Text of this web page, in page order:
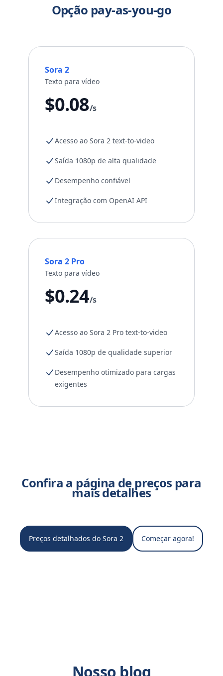
Opção pay-as-you-go
Sora 2
Texto para vídeo
$0.08/s
Acesso ao Sora 2 text-to-video
Saída 1080p de alta qualidade
Desempenho confiável
Integração com OpenAI API
Sora 2 Pro
Texto para vídeo
$0.24/s
Acesso ao Sora 2 Pro text-to-video
Saída 1080p de qualidade superior
Desempenho otimizado para cargas
exigentes
Confira a página de preços para
mais detalhes
Preços detalhados do Sora 2 Começar agora!
Nosso blog